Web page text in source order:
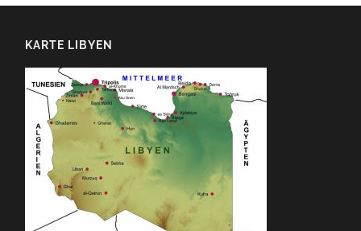
KARTE LIBYEN